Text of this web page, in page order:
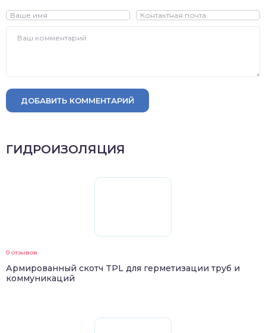
ДОБАВИТЬ КОММЕНТАРИЙ
ГИДРОИЗОЛЯЦИЯ
0 отзывов
Армированный скотч TPL для герметизации труб и
коммуникаций